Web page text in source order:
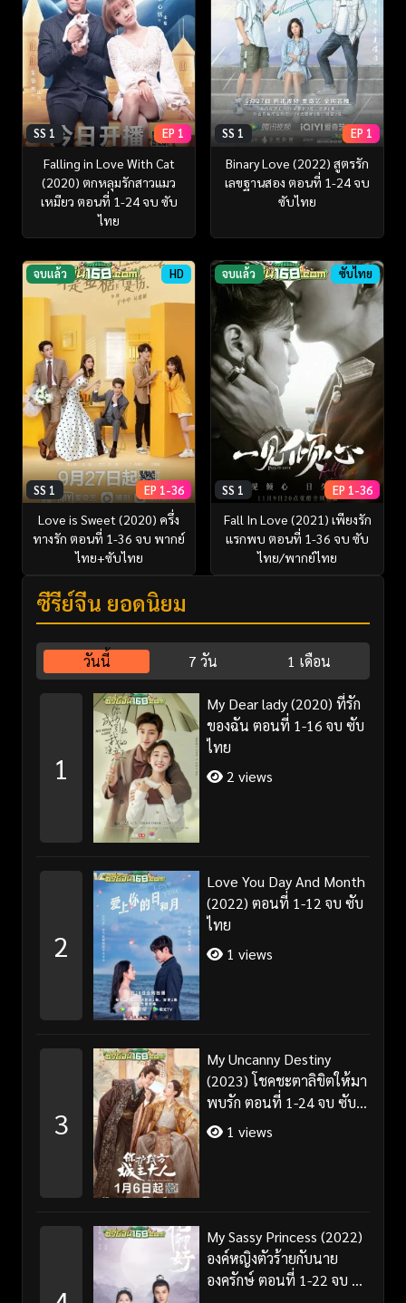
SS 1 EP 1
Falling in Love With Cat
(2020) ตกหลุมรักสาวแมว
เหมียว ตอนที่ 1-24 จบ ซับ
ไทย
SS 1 EP 1
Binary Love (2022) สูตรรัก
เลขฐานสอง ตอนที่ 1-24 จบ
ซับไทย
จบแล้ว HD
SS 1 EP 1-36
Love is Sweet (2020) ครึ่ง
ทางรัก ตอนที่ 1-36 จบ พากย์
ไทย+ซับไทย
จบแล้ว ซับไทย
SS 1 EP 1-36
Fall In Love (2021) เพียงรัก
แรกพบ ตอนที่ 1-36 จบ ซับ
ไทย/พากย์ไทย
ซีรี่ย์จีน ยอดนิยม
วันนี้ 7 วัน 1 เดือน
1
My Dear lady (2020) ที่รัก
ของฉัน ตอนที่ 1-16 จบ ซับ
ไทย
2 views
2
Love You Day And Month
(2022) ตอนที่ 1-12 จบ ซับ
ไทย
1 views
3
My Uncanny Destiny
(2023) โชคชะตาลิขิตให้มา
พบรัก ตอนที่ 1-24 จบ ซับ
ไทย/พากย์ไทย
1 views
My Sassy Princess (2022)
องค์หญิงตัวร้ายกับนาย
องครักษ์ ตอนที่ 1-22 จบ ซับ